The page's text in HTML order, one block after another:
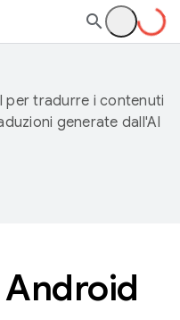
per tradurre i contenuti
generate dall'AI